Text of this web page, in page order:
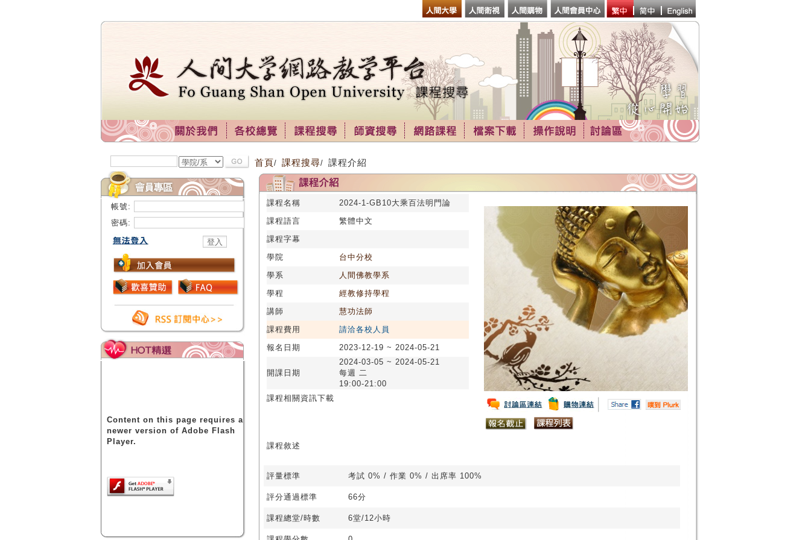
帳號:
密碼:
Content on this page requires a
newer version of Adobe Flash
Player.
首頁/ 課程搜尋/ 課程介紹
課程名稱
2024-1-GB10大乘百法明門論
課程語言
繁體中文
課程字幕
學院
台中分校
學系
人間佛教學系
學程
經教修持學程
講師
慧功法師
課程費用
請洽各校人員
報名日期
2023-12-19 ~ 2024-05-21
開課日期
2024-03-05 ~ 2024-05-21
每週 二
19:00-21:00
課程相關資訊下載
課程敘述
評量標準 考試 0% / 作業 0% / 出席率 100%
評分通過標準 66分
課程總堂/時數 6堂/12小時